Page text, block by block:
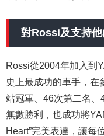
對Rossi及支持
Rossi從2004年加入到
史上最成功的車手，在
站冠軍、46次第二名、
無數勝利，也成功將
Heart”完美表達，讓每